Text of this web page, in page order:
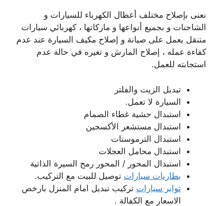
نعنى بإصلاح مختلف أعطال الكهرباء للسيارات و
الشاحنات و بجميع أنواعها و ماركاتها ، كهربائي سيارات
متنقل يعمل على صيانة و إصلاح مكيف السيارة عند عدم
كفاءة عمله ، إصلاح المارش و تغيره في حالة عدم
استجابته للعمل.
تبديل الزيت والفلتر
السيارة لا تعمل.
استبدال حشية غطاء الصمام
استبدال مستشعر الأكسجين
استبدال الترموستات
استبدال محامل العجلات
استبدال المحور / المحور رمح السيرة الذاتية
بطاريات سيارات توصيل للبيت مع التركيب.
تواير سيارات تركيب تبديل امام المنزل بارخص
الاسعار مع الكفالة .